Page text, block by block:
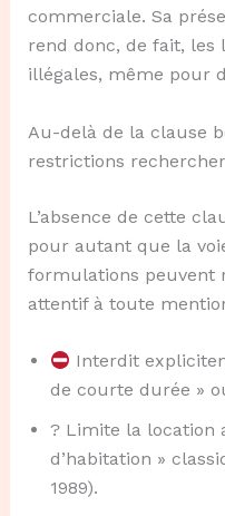
commerciale. Sa
rend donc, de fait, les
illégales, même pour
Au-delà de la clause
restrictions
L’absence de cette
pour autant que la
formulations peuvent
attentif à toute
Interdit
de courte durée »
? Limite la location
d’habitation »
1989).